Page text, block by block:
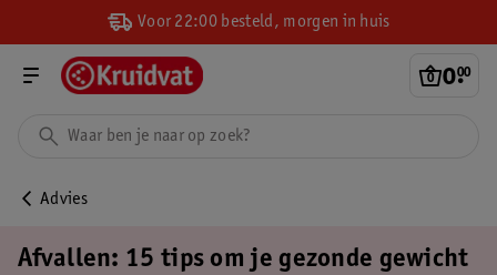
Voor 22:00 besteld, morgen in huis
0.
00
Advies
Afvallen: 15 tips om je gezonde gewicht